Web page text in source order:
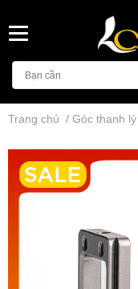
Trang chủ / Góc thanh lý